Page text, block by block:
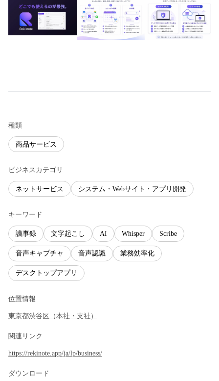
種類
商品サービス
ビジネスカテゴリ
ネットサービス システム・Webサイト・アプリ開発
キーワード
議事録 文字起こし AI Whisper Scribe
音声キャプチャ 音声認識 業務効率化
デスクトップアプリ
位置情報
東京都渋谷区 （本社・支社 ）
関連リンク
https://rekinote.app/ja/lp/business/
ダウンロード